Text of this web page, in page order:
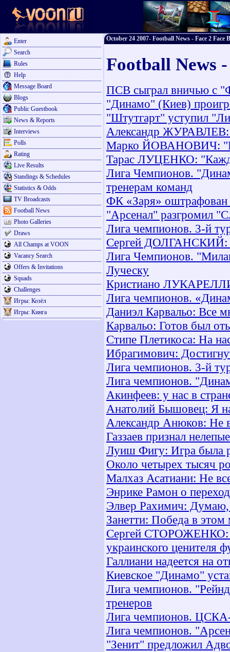
Enter
Search
Rules
Help
Message Board
Blogs
Public Guestbook
News & Reports
Interviews
Polls
Rating
Live Results
Standings & Schedules
Statistics & Odds
TV Broadcasts
Football News
Photo Galleries
Draws
All Champs at VOON
Vacancy Search
Offers & Invitations
Squads
Challenges
Игры: Козёл
Игры: Кинга
October 24 2007- Football News - Face 2 Face
Football News
ПСВ сыграл вничью с
"Динамо" (Киев)
"Штутгарт" уступил
Александр ЖУРАВЛЕВ:
Марко ЙОВАНОВИЧ:
Тарас ЛУЦЕНКО:
Лига Чемпионов.
тренерам команд
ФК «Заря» оштрафован
"Арсенал" разгромил
Лига чемпионов. 3-й
Сергей ДОЛГАНСКИЙ:
Лига Чемпионов.
Луческу
Кристиано
Лига чемпионов.
Даниэл Карвальо: Все
Карвальо: Готов был
Стипе Плетикоса: На
Ибрагимович:
Лига чемпионов. 3-й
Лига чемпионов.
Акинфеев: у нас в
Анатолий Бышовец: Я
Александр Анюков: Не
Газзаев признал
Луиш Фигу: Игра была
Около четырех тысяч
Малхаз Асатиани: Не
Энрике Рамон о
Элвер Рахимич:
Занетти: Победа в этом
Сергей СТОРОЖЕНКО:
украинского ценителя
Галлиани надеется на
Киевское "Динамо"
Лига чемпионов.
тренеров
Лига чемпионов.
Лига чемпионов.
"Зенит" предложил